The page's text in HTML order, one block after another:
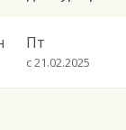
Пт
с 21.02.2025